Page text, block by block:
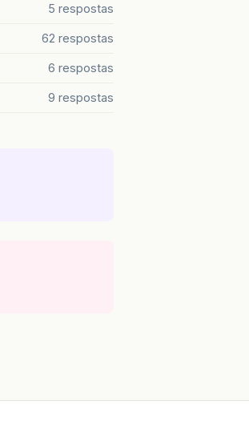
5 respostas
62 respostas
6 respostas
9 respostas